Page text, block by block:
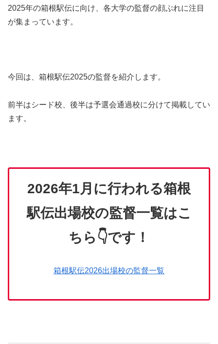
2025年の箱根駅伝に向け、各大学の監督の顔ぶれに注目
が集まっています。
今回は、箱根駅伝2025の監督を紹介します。
前半はシード校、後半は予選会通過校に分けて掲載してい
ます。
2026年1月に行われる箱根
駅伝出場校の監督一覧はこ
ちら👇です！
箱根駅伝2026出場校の監督一覧